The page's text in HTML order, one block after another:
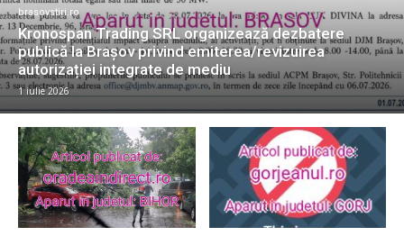
brasovstiri.ro
Kronospan Trading SRL organizează dezbatere
publică la Brașov privind emiterea/revizuirea
autorizației integrate de mediu
1 iulie 2026